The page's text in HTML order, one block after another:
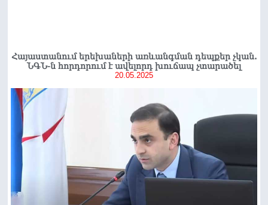
Հայաստանում երեխաների առևանգման դեպքեր չկան.
ՆԳՆ-ն հորդորում է ավելորդ խուճապ չտարածել
20.05.2025